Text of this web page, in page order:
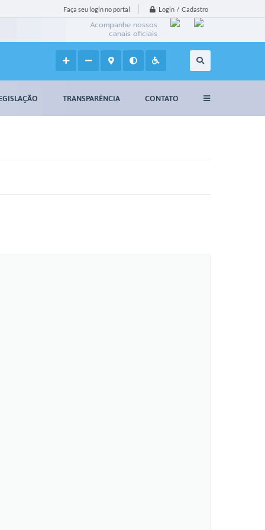
Faça seu login no portal Login / Cadastro
Acompanhe nossos
canais oficiais
TRANSPARÊNCIA CONTATO